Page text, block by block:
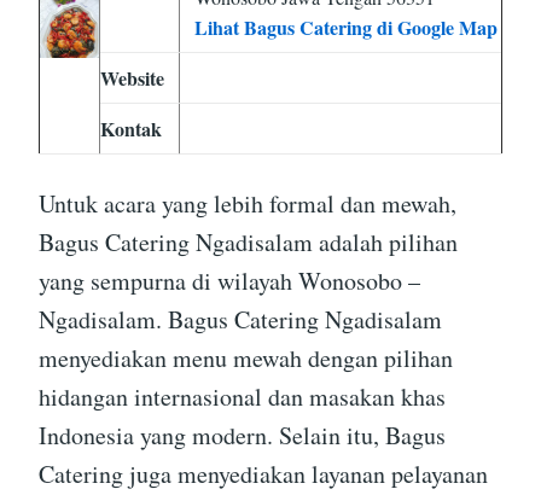
Lihat Bagus Catering di Google Map
Website
Kontak
Untuk acara yang lebih formal dan mewah,
Bagus Catering Ngadisalam adalah pilihan
yang sempurna di wilayah Wonosobo –
Ngadisalam. Bagus Catering Ngadisalam
menyediakan menu mewah dengan pilihan
hidangan internasional dan masakan khas
Indonesia yang modern. Selain itu, Bagus
Catering juga menyediakan layanan pelayanan